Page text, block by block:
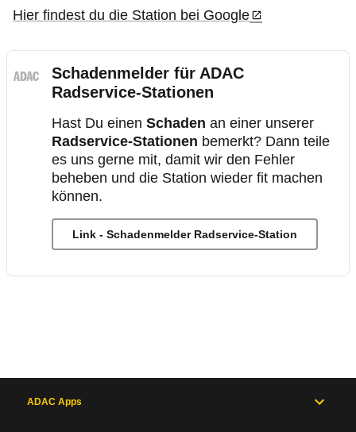
Hier findest du die Station bei Google
Schadenmelder für ADAC
Radservice-Stationen
Hast Du einen Schaden an einer unserer
Radservice-Stationen bemerkt? Dann teile
es uns gerne mit, damit wir den Fehler
beheben und die Station wieder fit machen
können.
Link - Schadenmelder Radservice-Station
ADAC Apps